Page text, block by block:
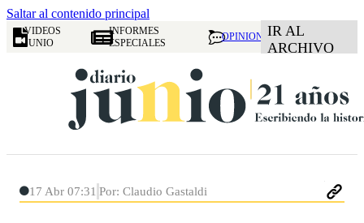
Saltar al contenido principal
VIDEOS
JUNIO
INFORMES
ESPECIALES
OPINION IR AL
ARCHIVO
17 Abr 07:31 Por: Claudio Gastaldi